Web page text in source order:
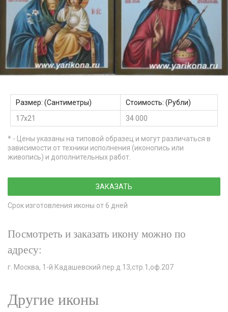
Размер: (Сантиметры)
Стоимость: (Рубли)
17х21
34 000
* - Цены указаны на типовой образец и могут различаться в
зависимости от техники исполнения (иконопись или
живопись) и дополнительных работ.
ЗАКАЗАТЬ
Срок изготовления иконы от 6 дней
Посмотреть и заказать икону можно по
адресу:
г. Москва, 1-й Кадашевский пер.д.13,стр.1,оф.207
Другие иконы